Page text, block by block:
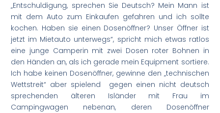
„Entschuldigung, sprechen Sie Deutsch? Mein Mann ist
mit dem Auto zum Einkaufen gefahren und ich sollte
kochen. Haben sie einen Dosenöffner? Unser Öffner ist
jetzt im Mietauto unterwegs“, spricht mich etwas ratlos
eine junge Camperin mit zwei Dosen roter Bohnen in
den Händen an, als ich gerade mein Equipment sortiere.
Ich habe keinen Dosenöffner, gewinne den „technischen
Wettstreit“ aber spielend gegen einen nicht deutsch
sprechenden älteren Isländer mit Frau im
Campingwagen nebenan, deren Dosenöffner